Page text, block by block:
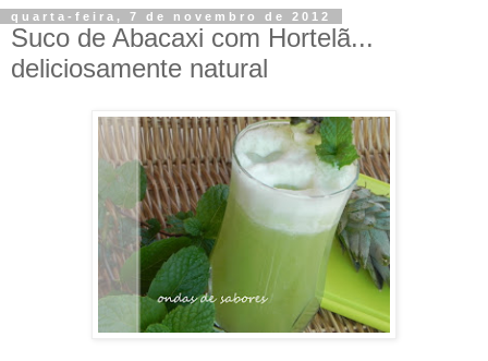
quarta-feira, 7 de novembro de 2012
Suco de Abacaxi com Hortelã...
deliciosamente natural